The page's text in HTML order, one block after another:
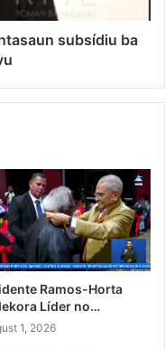
subsídiu ba
Ramos-Horta
Líder no…
1, 2026